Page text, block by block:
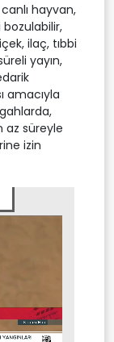
hayvan,
ilaç, tıbbi
yayın,
amacıyla
az süreyle
izin